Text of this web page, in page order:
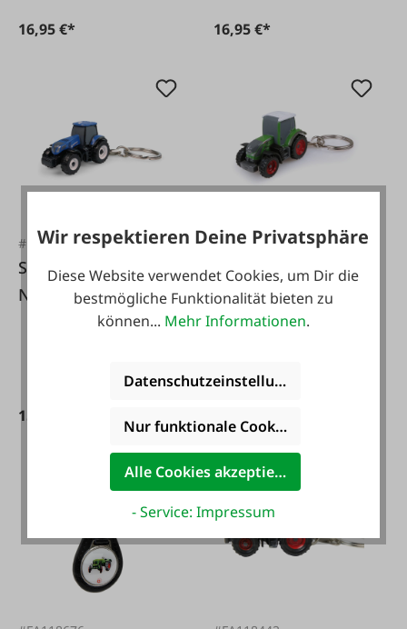
16,95 €* 16,95 €*
#FA118668
Schlüsselanhänger
New Holland T8.350
15,95 €*
#FA118672
Schlüsselanhänger
Fendt 516 Vario
14,95 €*
Wir respektieren Deine Privatsphäre
Diese Website verwendet Cookies, um Dir die
bestmögliche Funktionalität bieten zu
können... Mehr Informationen.
Datenschutzeinstellungen
Nur funktionale Cookies akzeptieren
Alle Cookies akzeptieren
- Service: Impressum